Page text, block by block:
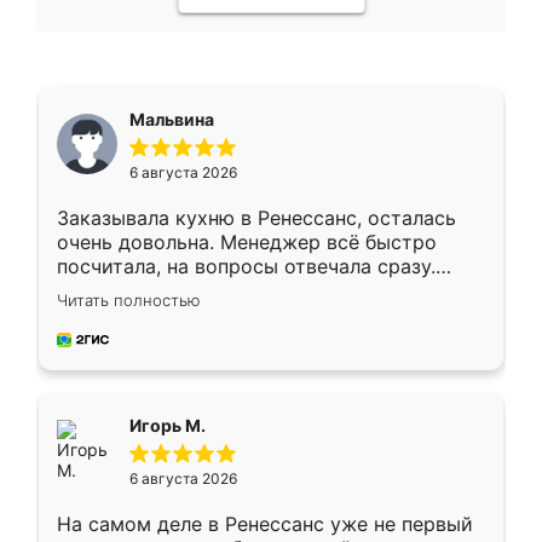
Мальвина
6 августа 2026
Заказывала кухню в Ренессанс, осталась
очень довольна. Менеджер всё быстро
посчитала, на вопросы отвечала сразу.
Замерщик приехал в субботу, подошёл к
делу со всей ответственностью. Собрали
за день, ребята работали аккуратно, даже
Читать полностью
Игорь М.
6 августа 2026
На самом деле в Ренессанс уже не первый